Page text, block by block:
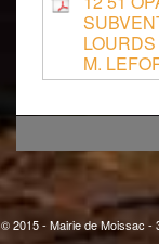
M.
© 2015 - Mairie de Moissac -